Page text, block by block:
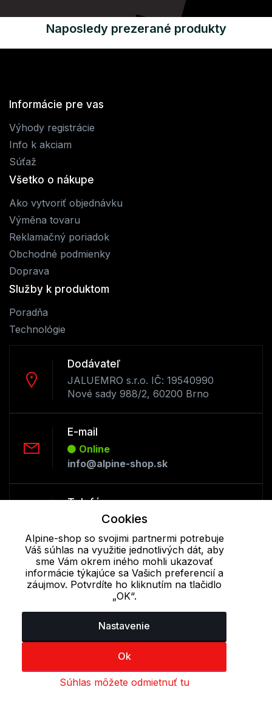
Naposledy prezerané produkty
Informácie pre vas
Výhody registrácie
Info k akciam
Súťaž
Všetko o nákupe
Ako vytvoriť objednávku
Výměna tovaru
Reklamačný poriadok
Obchodné podmienky
Doprava
Služby k produktom
Poradňa
Technológie
Dodávateľ
JALUEMRO s.r.o. IČ: 19540990
Nové sady 988/2, 60200 Brno
E-mail
Online
info@alpine-shop.sk
Telefón:
Offline
+421 277 270 053
Cookie - podrobné nastavenie| Ďalšie informácie|Spracovanie
osobných údajov
Cookies
Alpine-shop so svojimi partnermi potrebuje
Váš súhlas na využitie jednotlivých dát, aby
sme Vám okrem iného mohli ukazovať
informácie týkajúce sa Vašich preferencií a
záujmov. Potvrdíte ho kliknutím na tlačidlo
„OK“.
Nastavenie
Ok
Súhlas môžete odmietnuť tu